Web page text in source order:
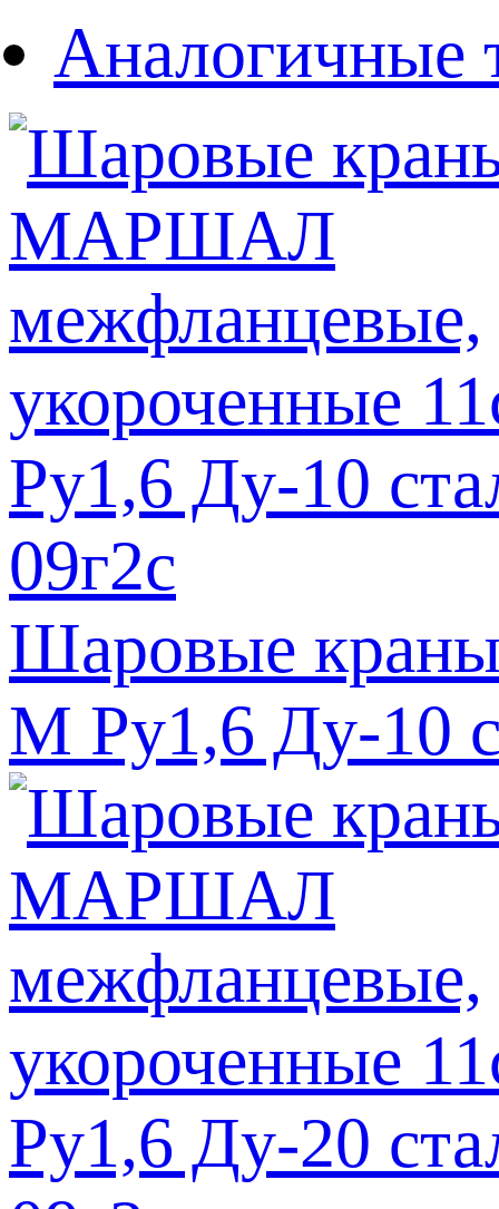
Аналогичные
Шаровые
М Ру1,6 Ду-10